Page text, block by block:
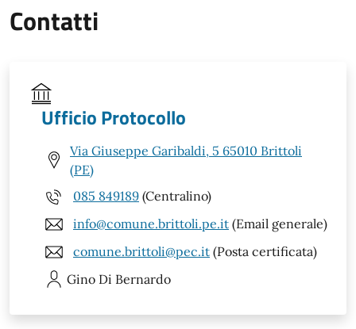
Contatti
Ufficio Protocollo
Via Giuseppe Garibaldi, 5 65010 Brittoli
(PE)
085 849189 (Centralino)
info@comune.brittoli.pe.it (Email generale)
comune.brittoli@pec.it (Posta certificata)
Gino Di Bernardo